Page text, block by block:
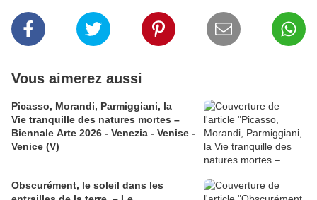
Vous aimerez aussi
Picasso, Morandi, Parmiggiani, la
Vie tranquille des natures mortes –
Biennale Arte 2026 - Venezia - Venise -
Venice (V)
Obscurément, le soleil dans les